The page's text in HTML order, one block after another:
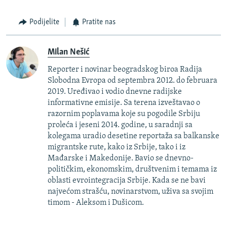
Podijelite Pratite nas
Milan Nešić
Reporter i novinar beogradskog biroa Radija
Slobodna Evropa od septembra 2012. do februara
2019. Uređivao i vodio dnevne radijske
informativne emisije. Sa terena izveštavao o
razornim poplavama koje su pogodile Srbiju
proleća i jeseni 2014. godine, u saradnji sa
kolegama uradio desetine reportaža sa balkanske
migrantske rute, kako iz Srbije, tako i iz
Mađarske i Makedonije. Bavio se dnevno-
političkim, ekonomskim, društvenim i temama iz
oblasti evrointegracija Srbije. Kada se ne bavi
najvećom strašću, novinarstvom, uživa sa svojim
timom - Aleksom i Dušicom.